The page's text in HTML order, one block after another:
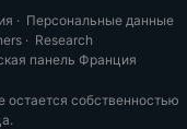
· Персональные данные
· Research
панель Франция
собственностью